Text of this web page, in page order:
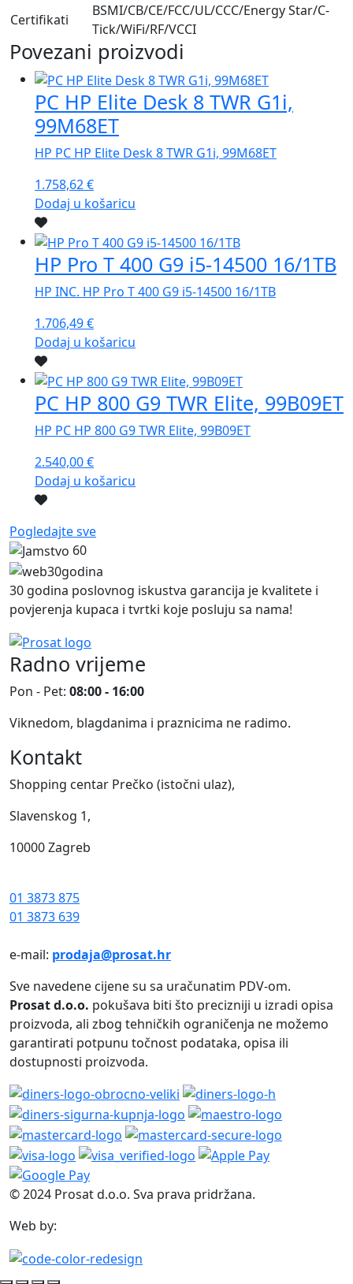
Certifikati
BSMI/CB/CE/FCC/UL/CCC/Energy Star/C-
Tick/WiFi/RF/VCCI
Povezani proizvodi
PC HP Elite Desk 8 TWR G1i,
99M68ET
HP PC HP Elite Desk 8 TWR G1i, 99M68ET
1.758,62€
Dodaj u košaricu
HP Pro T 400 G9 i5-14500 16/1TB
HP INC. HP Pro T 400 G9 i5-14500 16/1TB
1.706,49€
Dodaj u košaricu
PC HP 800 G9 TWR Elite, 99B09ET
HP PC HP 800 G9 TWR Elite, 99B09ET
2.540,00€
Dodaj u košaricu
Pogledajte sve
60
30 godina poslovnog iskustva garancija je kvalitete i
povjerenja kupaca i tvrtki koje posluju sa nama!
Radno vrijeme
Pon - Pet: 08:00 - 16:00
Viknedom, blagdanima i praznicima ne radimo.
Kontakt
Shopping centar Prečko (istočni ulaz),
Slavenskog 1,
10000 Zagreb
01 3873 875
01 3873 639
e-mail: prodaja@prosat.hr
Sve navedene cijene su sa uračunatim PDV-om.
Prosat d.o.o. pokušava biti što precizniji u izradi opisa
proizvoda, ali zbog tehničkih ograničenja ne možemo
garantirati potpunu točnost podataka, opisa ili
dostupnosti proizvoda.
© 2024 Prosat d.o.o. Sva prava pridržana.
Web by: